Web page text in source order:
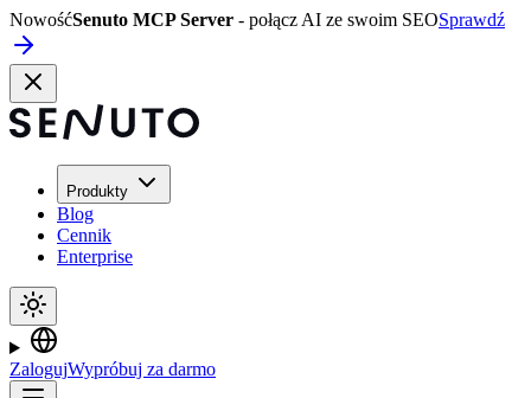
NowośćSenuto MCP Server - połącz AI ze swoim SEOSprawdź
Produkty
Blog
Cennik
Enterprise
ZalogujWypróbuj za darmo